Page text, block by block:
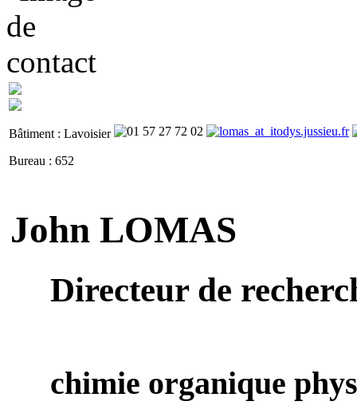
Bâtiment : Lavoisier
Bureau : 652
John LOMAS
Directeur de
chimie organique